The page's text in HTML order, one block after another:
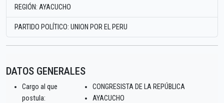
REGIÓN: AYACUCHO
PARTIDO POLÍTICO: UNION POR EL PERU
DATOS GENERALES
Cargo al que
postula:
CONGRESISTA DE LA REPÚBLICA
AYACUCHO